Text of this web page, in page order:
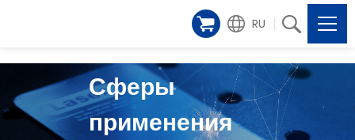
RU
Сферы
применения